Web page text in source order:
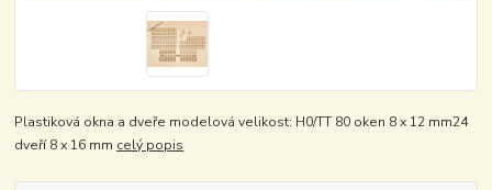
Plastiková okna a dveře modelová velikost: H0/TT 80 oken 8 x 12 mm24
dveří 8 x 16 mm celý popis